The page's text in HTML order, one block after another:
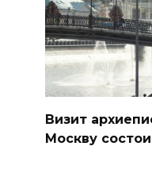
Визит
Москву